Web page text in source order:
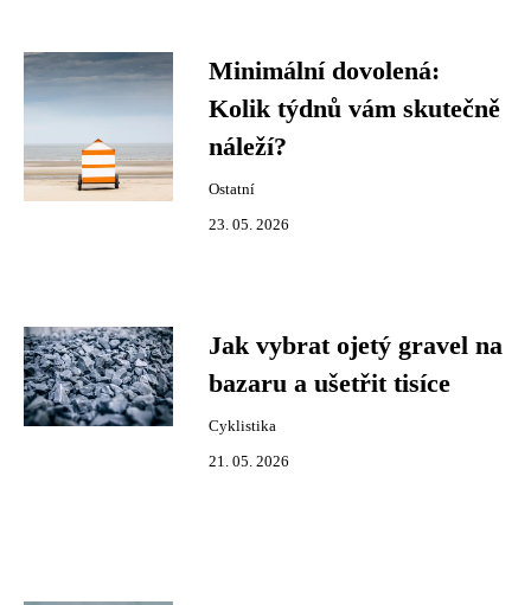
Minimální dovolená:
Kolik týdnů vám skutečně
náleží?
Ostatní
23. 05. 2026
Jak vybrat ojetý gravel na
bazaru a ušetřit tisíce
Cyklistika
21. 05. 2026